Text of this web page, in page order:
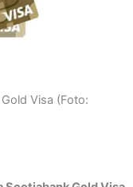
Visa (Foto: